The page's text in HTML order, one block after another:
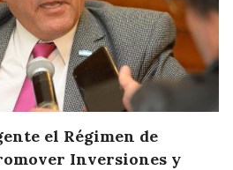
el Régimen de
Inversiones y